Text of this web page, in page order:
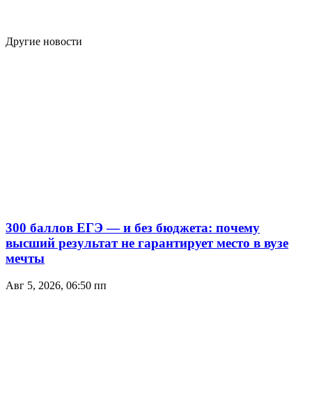
Другие новости
300 баллов ЕГЭ — и без бюджета: почему
высший результат не гарантирует место в вузе
мечты
Авг 5, 2026, 06:50 пп